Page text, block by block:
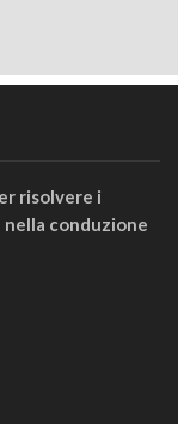
risolvere i
nella conduzione